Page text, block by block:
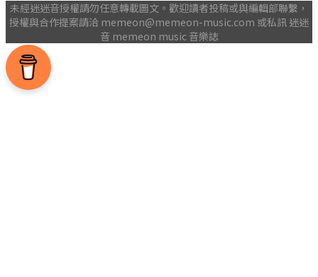
未經迷迷音授權請勿任意轉載圖文。歡迎讀者投稿或與編輯部聯繫，
授權與合作提案請洽 memeon@memeon-music.com 或私訊 迷迷
音 memeon music 音樂誌